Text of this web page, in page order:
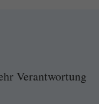
Verantwortung